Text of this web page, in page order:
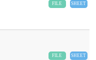
SHEET
FILE
SHEET
FILE